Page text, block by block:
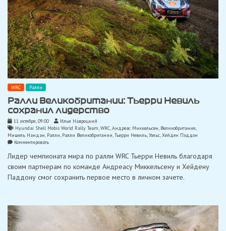
WRC Ралли
Ралли Великобритании: Тьерри Невиль
сохранил лидерство
11 октября, 09:00
Илья Навроцкий
Hyundai Shell Mobis World Rally Team,WRC,Андреас Миккельсен, Великобритания
Мишель Нандан, Ралли, Ралли Великобритании,Тьерри Невиль,Уэльс,Хейден Пэддон
Комментироватьon
Великобритании:
Невиль
сохранил
Лидер чемпионата мира по ралли WRC Тьерри Невиль благодаря
своим партнерам по команде Андреасу Миккельсену и Хейдену
Паддону смог сохранить первое место в личном зачете.